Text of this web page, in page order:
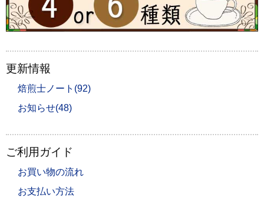
更新情報
焙煎士ノート(92)
お知らせ(48)
ご利用ガイド
お買い物の流れ
お支払い方法